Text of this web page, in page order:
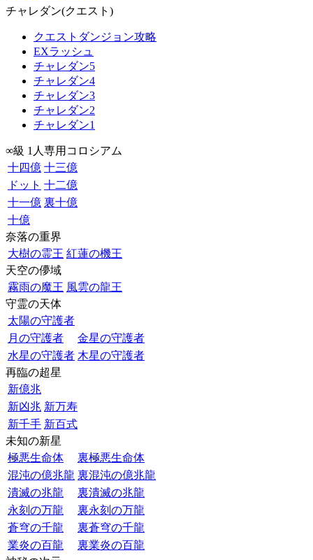
チャレダン(クエスト)
クエストダンジョン攻略
EXラッシュ
チャレダン5
チャレダン4
チャレダン3
チャレダン2
チャレダン1
∞級 1人専用コロシアム
十四億 十三億
ドット 十二億
十一億 裏十億
十億
奈落の重界
大樹の霊王 紅蓮の機王
天空の儚域
霧雨の魔王 風雲の龍王
守霊の天体
太陽の守護者
月の守護者
金星の守護者
水星の守護者 木星の守護者
再臨の超星
新億兆
新凶兆 新万寿
新千手 新百式
未知の新星
極悪生命体
裏極悪生命体
混沌の億兆龍 裏混沌の億兆龍
潰滅の兆龍
裏潰滅の兆龍
永刻の万龍
裏永刻の万龍
蒼穹の千龍
裏蒼穹の千龍
業炎の百龍
裏業炎の百龍